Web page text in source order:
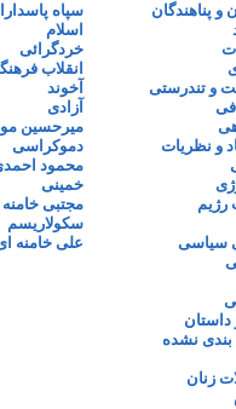
و پناهندگان
و تندرستی
و نظریات
رژیم
سیاسی
بندی نشده
زنان
سپاه
اسلام
خردگرائی
انقلاب
آخوند
آزادی
میرحسین
دموکراسی
محمود
خمینی
مجتبی
سکولاریسم
علی خامنه